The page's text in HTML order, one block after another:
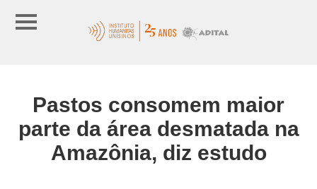
Pastos consomem maior
parte da área desmatada na
Amazônia, diz estudo